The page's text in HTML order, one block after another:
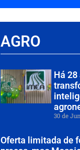
AGRO
Há 28
30 de
Oferta limitada de